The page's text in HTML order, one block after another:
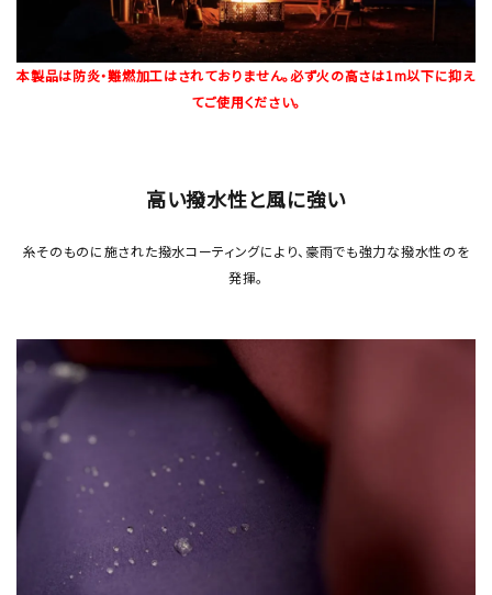
本製品は防炎・難燃加工はされておりません。必ず火の高さは1m以下に抑え
てご使用ください。
高い撥水性と風に強い
糸そのものに施された撥水コーティングにより、豪雨でも強力な撥水性のを
発揮。